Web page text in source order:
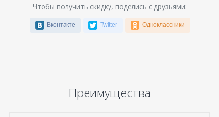
Чтобы получить скидку, поделись с друзьями:
Вконтакте Twitter Одноклассники
Преимущества